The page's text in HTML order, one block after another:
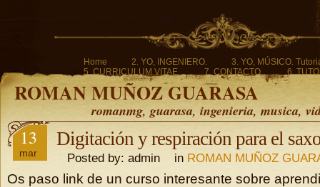
Home 2. YO, INGENIERO.
3. YO, MÚSICO.
5. CURRICULUM VITAE.
7. CONTACTO. 6.
ROMAN MUÑOZ GUARASA
romanmg, guarasa, ingenieria, musica,
13
mar
Digitación y respiración para el
Posted by: admin in ROMAN MUÑOZ
Os paso link de un curso interesante sobre